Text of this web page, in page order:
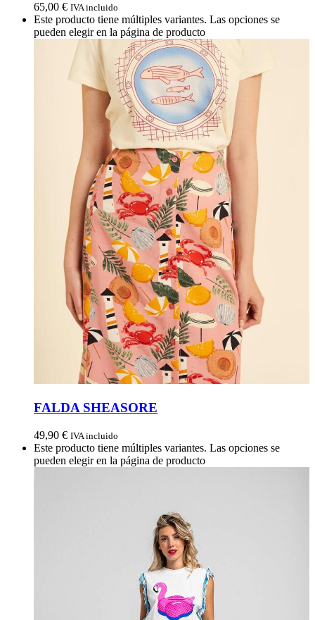
65,00 € IVA incluido
Este producto tiene múltiples variantes. Las opciones se
pueden elegir en la página de producto
FALDA SHEASORE
49,90 € IVA incluido
Este producto tiene múltiples variantes. Las opciones se
pueden elegir en la página de producto